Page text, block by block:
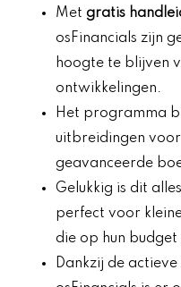
Met gratis
osFinancials zijn
hoogte te blijven
ontwikkelingen.
Het programma
uitbreidingen
geavanceerde
Gelukkig is dit
perfect voor
die op hun
Dankzij de